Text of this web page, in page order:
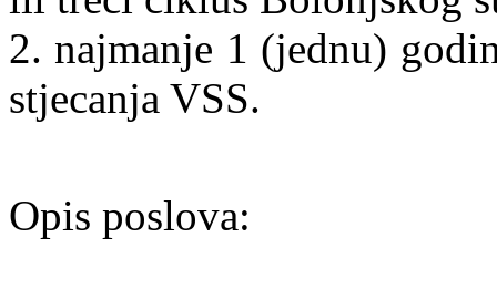
2. najmanje 1 (jednu)
stjecanja VSS.
Opis poslova: